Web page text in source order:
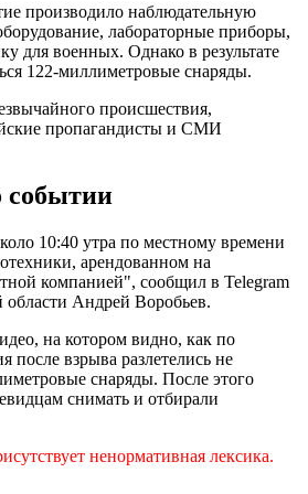
производило наблюдательную
лабораторные приборы,
для военных. Однако в результате
122-миллиметровые снаряды.
происшествия,
пропагандисты и СМИ
событии
10:40 утра по местному времени
арендованном на
компанией", сообщил в Telegram
области Андрей Воробьев.
на котором видно, как по
после взрыва разлетелись не
снаряды. После этого
снимать и отбирали
ненормативная лексика.